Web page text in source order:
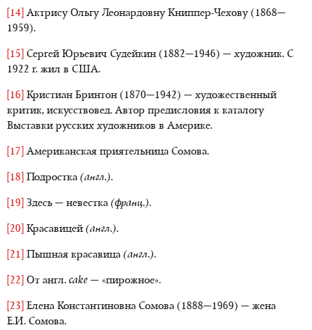
[14] Актрису Ольгу Леонардовну Книппер-Чехову (1868—
1959).
[15] Сергей Юрьевич Судейкин (1882—1946) — художник. С
1922 г. жил в США.
[16] Кристиан Бринтон (1870—1942) — художественный
критик, искусствовед. Автор предисловия к каталогу
Выставки русских художников в Америке.
[17] Американская приятельница Сомова.
[18] Подростка (англ.).
[19] Здесь — невестка (франц.).
[20] Красавицей (англ.).
[21] Пышная красавица (англ.).
[22] От англ. cake — «пирожное».
[23] Елена Константиновна Сомова (1888—1969) — жена
Е.И. Сомова.